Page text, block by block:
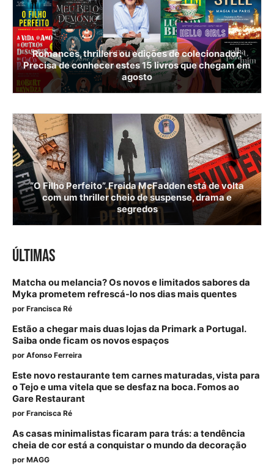
Romances, thrillers ou edições de colecionador.
Precisa de conhecer estes 15 livros que chegam em
agosto
“O Filho Perfeito”. Freida McFadden está de volta
com um thriller cheio de suspense, drama e
segredos
ÚLTIMAS
Matcha ou melancia? Os novos e limitados sabores da
Myka prometem refrescá-lo nos dias mais quentes
por Francisca Ré
Estão a chegar mais duas lojas da Primark a Portugal.
Saiba onde ficam os novos espaços
por Afonso Ferreira
Este novo restaurante tem carnes maturadas, vista para
o Tejo e uma vitela que se desfaz na boca. Fomos ao
Gare Restaurant
por Francisca Ré
As casas minimalistas ficaram para trás: a tendência
cheia de cor está a conquistar o mundo da decoração
por MAGG